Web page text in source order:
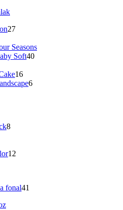
27
Seasons
Soft40
16
6
8
12
fonal41